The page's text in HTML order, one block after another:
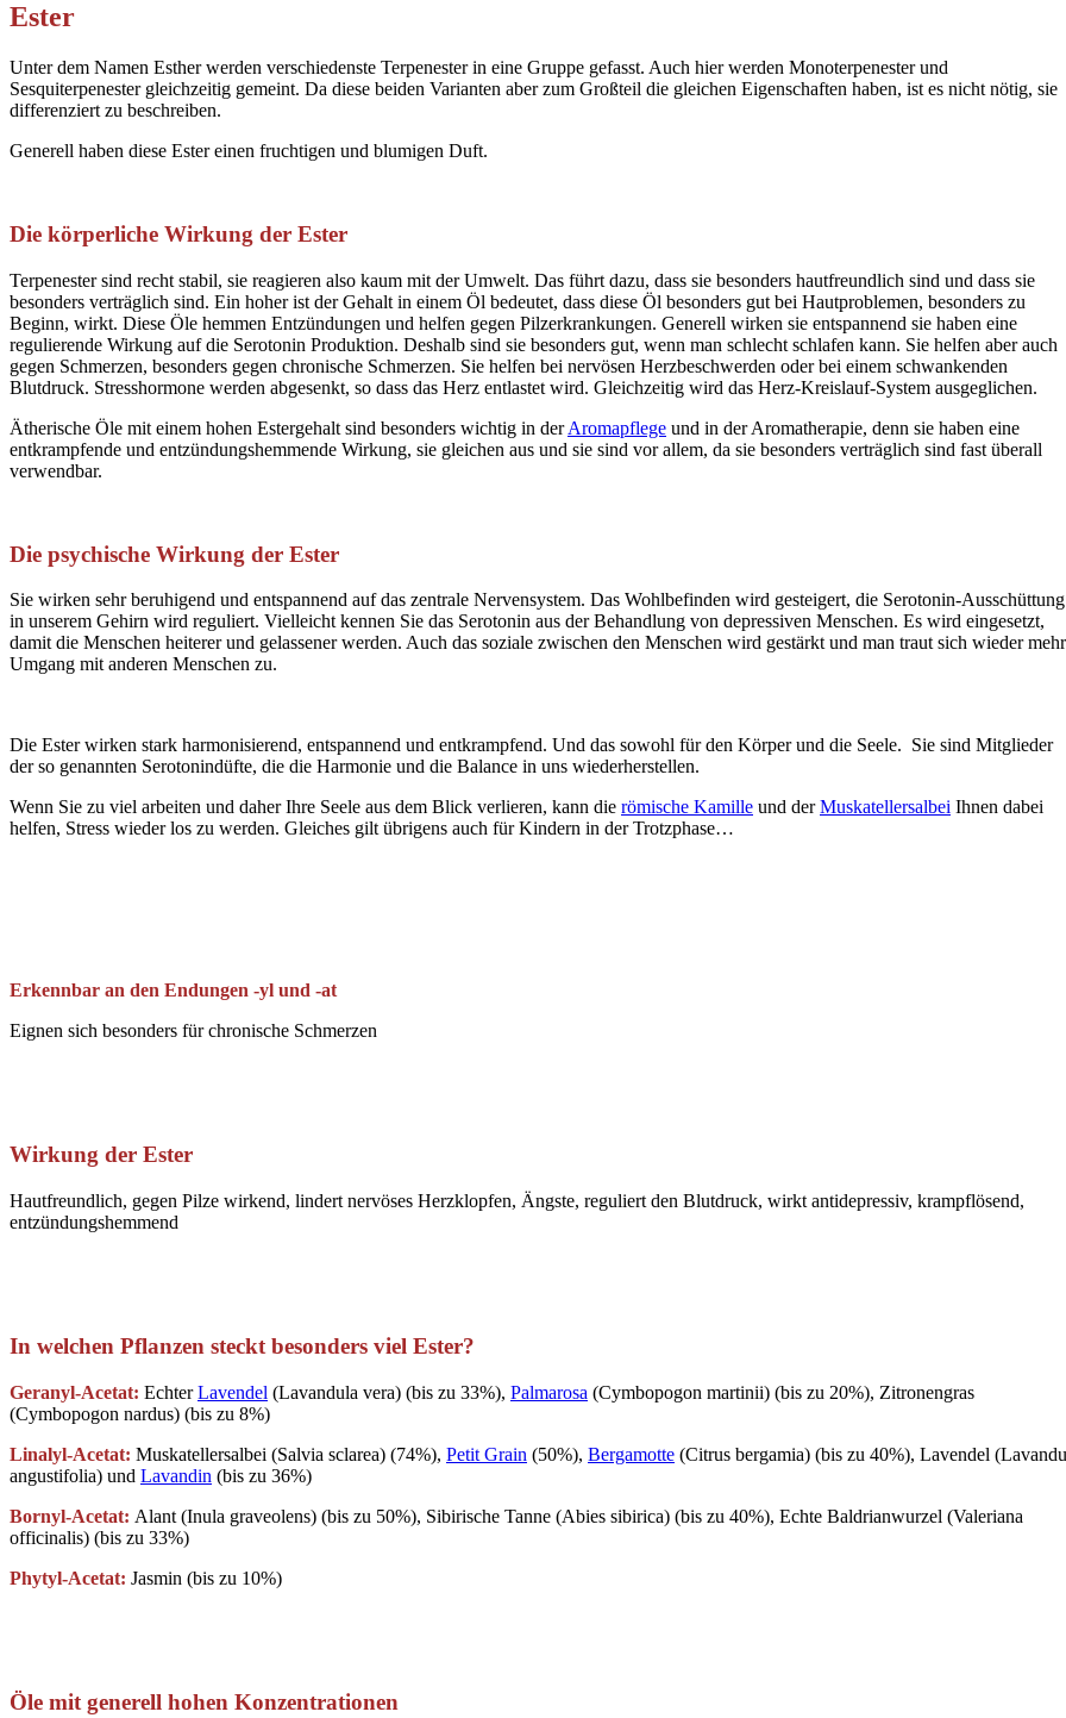
Ester
Unter dem Namen Esther werden verschiedenste Terpenester in eine Gruppe gefasst. Auch hier werden Monoterpenester und
Sesquiterpenester gleichzeitig gemeint. Da diese beiden Varianten aber zum Großteil die gleichen Eigenschaften haben, ist es nicht nötig, sie
differenziert zu beschreiben.
Generell haben diese Ester einen fruchtigen und blumigen Duft.
Die körperliche Wirkung der Ester
Terpenester sind recht stabil, sie reagieren also kaum mit der Umwelt. Das führt dazu, dass sie besonders hautfreundlich sind und dass sie
besonders verträglich sind. Ein hoher ist der Gehalt in einem Öl bedeutet, dass diese Öl besonders gut bei Hautproblemen, besonders zu
Beginn, wirkt. Diese Öle hemmen Entzündungen und helfen gegen Pilzerkrankungen. Generell wirken sie entspannend sie haben eine
regulierende Wirkung auf die Serotonin Produktion. Deshalb sind sie besonders gut, wenn man schlecht schlafen kann. Sie helfen aber auch
gegen Schmerzen, besonders gegen chronische Schmerzen. Sie helfen bei nervösen Herzbeschwerden oder bei einem schwankenden
Blutdruck. Stresshormone werden abgesenkt, so dass das Herz entlastet wird. Gleichzeitig wird das Herz-Kreislauf-System ausgeglichen.
Ätherische Öle mit einem hohen Estergehalt sind besonders wichtig in derAromapflege und in der Aromatherapie, denn sie haben eine
entkrampfende und entzündungshemmende Wirkung, sie gleichen aus und sie sind vor allem, da sie besonders verträglich sind fast überall
verwendbar.
Die psychische Wirkung der Ester
Sie wirken sehr beruhigend und entspannend auf das zentrale Nervensystem. Das Wohlbefinden wird gesteigert, die Serotonin-Ausschüttung
in unserem Gehirn wird reguliert. Vielleicht kennen Sie das Serotonin aus der Behandlung von depressiven Menschen. Es wird eingesetzt,
damit die Menschen heiterer und gelassener werden. Auch das soziale zwischen den Menschen wird gestärkt und man traut sich wieder mehr
Umgang mit anderen Menschen zu.
Die Ester wirken stark harmonisierend, entspannend und entkrampfend. Und das sowohl für den Körper und die Seele. Sie sind Mitglieder
der so genannten Serotonindüfte, die die Harmonie und die Balance in uns wiederherstellen.
Wenn Sie zu viel arbeiten und daher Ihre Seele aus dem Blick verlieren, kann die römische Kamille und derMuskatellersalbei Ihnen dabei
helfen, Stress wieder los zu werden. Gleiches gilt übrigens auch für Kindern in der Trotzphase…
Erkennbar an den Endungen -yl und -at
Eignen sich besonders für chronische Schmerzen
Wirkung der Ester
Hautfreundlich, gegen Pilze wirkend, lindert nervöses Herzklopfen, Ängste, reguliert den Blutdruck, wirkt antidepressiv, krampflösend,
entzündungshemmend
In welchen Pflanzen steckt besonders viel Ester?
Geranyl-Acetat: EchterLavendel (Lavandula vera) (bis zu 33%), Palmarosa (Cymbopogon martinii) (bis zu 20%), Zitronengras
(Cymbopogon nardus) (bis zu 8%)
Linalyl-Acetat: Muskatellersalbei (Salvia sclarea) (74%), Petit Grain (50%), Bergamotte (Citrus bergamia) (bis zu 40%), Lavendel
angustifolia) und Lavandin (bis zu 36%)
Bornyl-Acetat: Alant (Inula graveolens) (bis zu 50%), Sibirische Tanne (Abies sibirica) (bis zu 40%), Echte Baldrianwurzel (Valeriana
officinalis) (bis zu 33%)
Phytyl-Acetat: Jasmin (bis zu 10%)
Öle mit generell hohen Konzentrationen